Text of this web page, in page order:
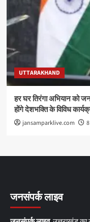
UTTARAKHAND
हर घर तिरंगा अभियान को
होंगे देशभक्ति के विविध
jansamparklive.com
जनसंपर्क लाइव